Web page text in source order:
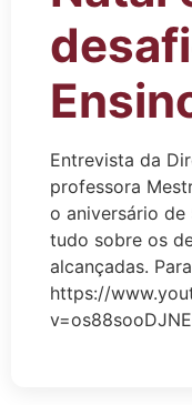
Entrevista da
professora
o aniversário de
tudo sobre os
alcançadas.
https://
v=os88sooDJNE